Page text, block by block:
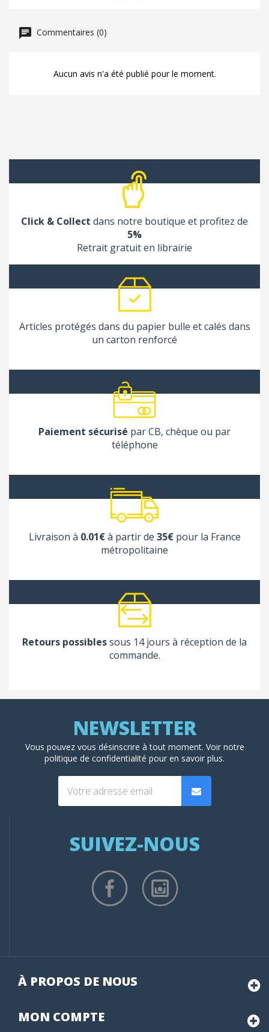
Commentaires (0)
Aucun avis n'a été publié pour le moment.
Click & Collect dans notre boutique et profitez de
5%
Retrait gratuit en librairie
Articles protégés dans du papier bulle et calés dans
un carton renforcé
Paiement sécurisé par CB, chèque ou par
téléphone
Livraison à 0.01€à partir de 35€pour la France
métropolitaine
Retours possiblessous 14 jours à réception de la
commande.
Vous pouvez vous désinscrire à tout moment. Voir notre
politique de confidentialité pour en savoir plus.
SUIVEZ-NOUS
À PROPOS DE NOUS
MON COMPTE